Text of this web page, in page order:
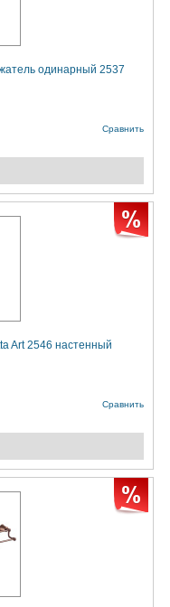
одинарный 2537
Сравнить
Art 2546 настенный
Сравнить